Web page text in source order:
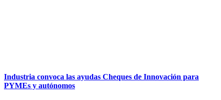
Industria convoca las ayudas Cheques de Innovación para
PYMEs y autónomos